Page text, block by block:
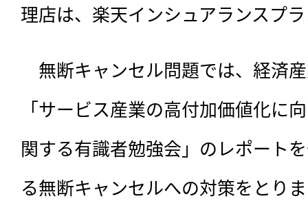
理店は、楽天インシュアランスプ
無断キャンセル問題では、経済
「サービス産業の高付加価値化に
関する有識者勉強会」のレポート
る無断キャンセルへの対策をとり